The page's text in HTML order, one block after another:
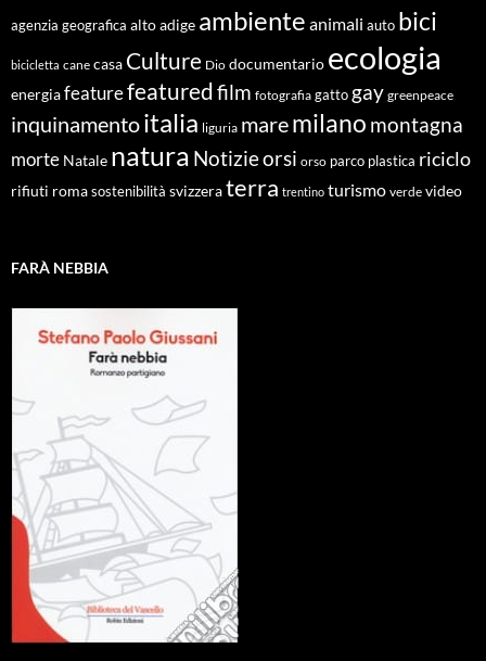
agenzia geografica alto adige ambiente animali auto bici
bicicletta cane casa Culture Dio documentario ecologia
energiafeaturefeaturedfilm fotografia gatto gay greenpeace
inquinamentoitalia liguria maremilano montagna
morte Natale natura Notizieorsi orso parco plastica riciclo
rifiuti roma sostenibilità svizzeraterra trentino turismo verde video
FARÀ NEBBIA